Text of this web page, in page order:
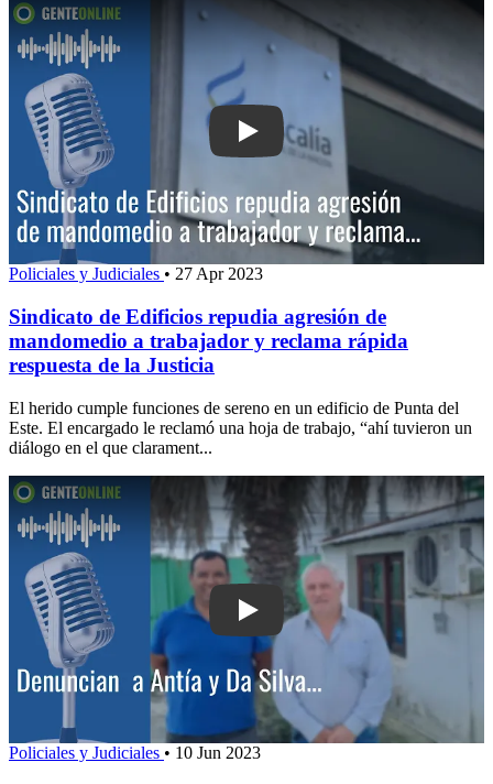
Play: Sindicato de Edificios repudia
Policiales y Judiciales • 27 Apr 2023
Sindicato de Edificios repudia agresión de
mandomedio a trabajador y reclama rápida
respuesta de la Justicia
El herido cumple funciones de sereno en un edificio de Punta del
Este. El encargado le reclamó una hoja de trabajo, “ahí tuvieron un
diálogo en el que clarament...
Play: Denuncian a Antía y Da Silva
Policiales y Judiciales • 10 Jun 2023